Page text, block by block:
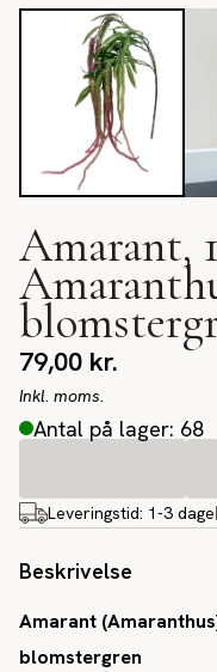
Amarant,
79,00 kr.
Inkl. moms.
Antal på lager: 68
Leveringstid: 1-3 dage
Beskrivelse
Amarant
blomstergren